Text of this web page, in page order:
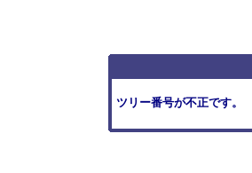
ツリー番号が不正です。